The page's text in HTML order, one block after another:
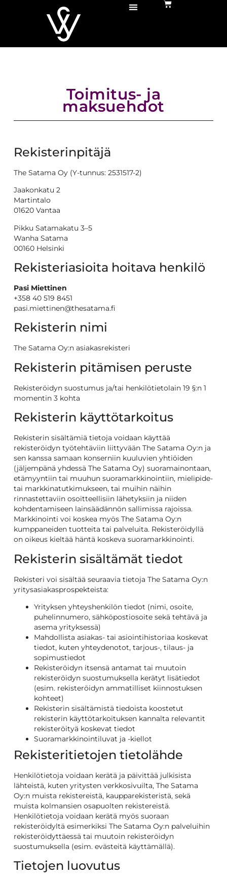
Toimitus- ja
maksuehdot
Rekisterinpitäjä
The Satama Oy (Y-tunnus: 2531517-2)
Jaakonkatu 2
Martintalo
01620 Vantaa
Pikku Satamakatu 3–5
Wanha Satama
00160 Helsinki
Rekisteriasioita hoitava henkilö
Pasi Miettinen
+358 40 519 8451
pasi.miettinen@thesatama.fi
Rekisterin nimi
The Satama Oy:n asiakasrekisteri
Rekisterin pitämisen peruste
Rekisteröidyn suostumus ja/tai henkilötietolain 19 §:n 1
momentin 3 kohta
Rekisterin käyttötarkoitus
Rekisterin sisältämiä tietoja voidaan käyttää
rekisteröidyn työtehtäviin liittyvään The Satama Oy:n ja
sen kanssa samaan konserniin kuuluvien yhtiöiden
(jäljempänä yhdessä The Satama Oy) suoramainontaan,
etämyyntiin tai muuhun suoramarkkinointiin, mielipide-
tai markkinatutkimukseen, tai muihin näihin
rinnastettaviin osoitteellisiin lähetyksiin ja niiden
kohdentamiseen lainsäädännön sallimissa rajoissa.
Markkinointi voi koskea myös The Satama Oy:n
kumppaneiden tuotteita tai palveluita. Rekisteröidyllä
on oikeus kieltää häntä koskeva suoramarkkinointi.
Rekisterin sisältämät tiedot
Rekisteri voi sisältää seuraavia tietoja The Satama Oy:n
yritysasiakasprospekteista:
Yrityksen yhteyshenkilön tiedot (nimi, osoite,
puhelinnumero, sähköpostiosoite sekä tehtävä ja
asema yrityksessä)
Mahdollista asiakas- tai asiointihistoriaa koskevat
tiedot, kuten yhteydenotot, tarjous-, tilaus- ja
sopimustiedot
Rekisteröidyn itsensä antamat tai muutoin
rekisteröidyn suostumuksella kerätyt lisätiedot
(esim. rekisteröidyn ammatilliset kiinnostuksen
kohteet)
Rekisterin sisältämistä tiedoista koostetut
rekisterin käyttötarkoituksen kannalta relevantit
rekisteröityä koskevat tiedot
Suoramarkkinointiluvat ja -kiellot
Rekisteritietojen tietolähde
Henkilötietoja voidaan kerätä ja päivittää julkisista
lähteistä, kuten yritysten verkkosivuilta, The Satama
Oy:n muista rekistereistä, kaupparekisteristä, sekä
muista kolmansien osapuolten rekistereistä.
Henkilötietoja voidaan kerätä myös suoraan
rekisteröidyltä esimerkiksi The Satama Oy:n palveluihin
rekisteröidyttäessä tai muutoin rekisteröidyn
suostumuksella (esim. evästeitä käyttämällä).
Tietojen luovutus